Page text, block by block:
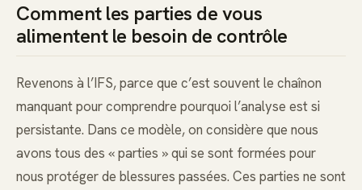
Comment les parties de vous
alimentent le besoin de contrôle
Revenons à l’IFS, parce que c’est souvent le chaînon
manquant pour comprendre pourquoi l’analyse est si
persistante. Dans ce modèle, on considère que nous
avons tous des « parties » qui se sont formées pour
nous protéger de blessures passées. Ces parties ne sont